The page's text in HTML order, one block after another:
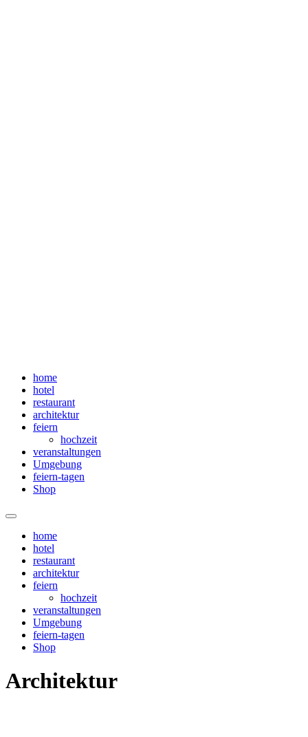
home
hotel
restaurant
architektur
feiern
hochzeit
veranstaltungen
Umgebung
feiern-tagen
Shop
Menü
home
hotel
restaurant
architektur
feiern
hochzeit
veranstaltungen
Umgebung
feiern-tagen
Shop
Architektur